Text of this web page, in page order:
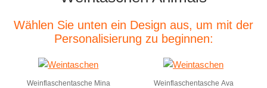
Wählen Sie unten ein Design aus, um mit der
Personalisierung zu beginnen:
Weinflaschentasche Mina Weinflaschentasche Ava